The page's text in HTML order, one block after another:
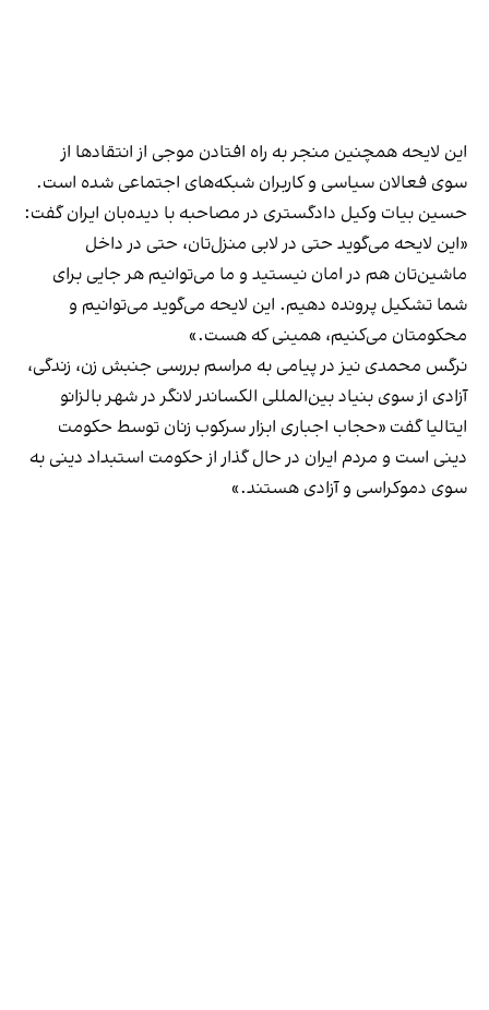
این لایحه همچنین منجر به راه افتادن موجی از انتقادها از
سوی فعالان سیاسی و کاربران شبکه‌های اجتماعی شده است.
حسین بیات وکیل دادگستری در مصاحبه با دیده‌بان ایران گفت:
«این لایحه می‌گوید حتی در لابی منزل‌تان، حتی در داخل
ماشین‌تان هم در امان نیستید و ما می‌توانیم هر جایی برای
شما تشکیل پرونده دهیم. این لایحه می‌گوید می‌توانیم و
محکومتان می‌کنیم، همینی که هست.»
نرگس محمدی نیز در پیامی به مراسم بررسی جنبش زن، زندگی،
آزادی از سوی بنیاد بین‌المللی الکساندر لانگر در شهر بالزانو
ایتالیا گفت «حجاب اجباری ابزار سرکوب زنان توسط حکومت
دینی است و مردم ایران در حال گذار از حکومت استبداد دینی به
سوی دموکراسی و آزادی هستند.»